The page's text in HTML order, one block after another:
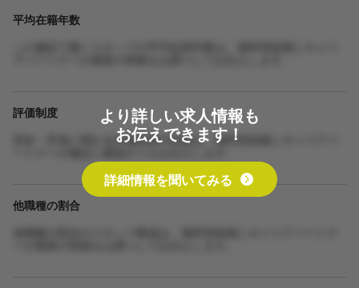
平均在籍年数
評価制度
昇給・昇進に関わる評価制度の詳細は、無料登録後にキャリアパ
他職種の割合
より詳しい求人情報も
お伝えできます！
詳細情報を聞いてみる